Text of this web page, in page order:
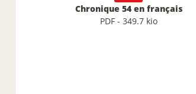
Chronique 54 en français
PDF - 349.7 kio